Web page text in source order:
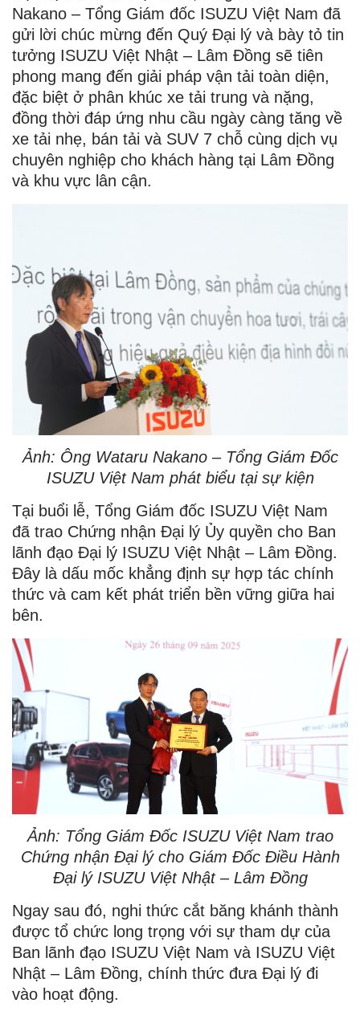
Nakano – Tổng Giám đốc ISUZU Việt Nam đã
gửi lời chúc mừng đến Quý Đại lý và bày tỏ tin
tưởng ISUZU Việt Nhật – Lâm Đồng sẽ tiên
phong mang đến giải pháp vận tải toàn diện,
đặc biệt ở phân khúc xe tải trung và nặng,
đồng thời đáp ứng nhu cầu ngày càng tăng về
xe tải nhẹ, bán tải và SUV 7 chỗ cùng dịch vụ
chuyên nghiệp cho khách hàng tại Lâm Đồng
và khu vực lân cận.
Ảnh: Ông Wataru Nakano – Tổng Giám Đốc
ISUZU Việt Nam phát biểu tại sự kiện
Tại buổi lễ, Tổng Giám đốc ISUZU Việt Nam
đã trao Chứng nhận Đại lý Ủy quyền cho Ban
lãnh đạo Đại lý ISUZU Việt Nhật – Lâm Đồng.
Đây là dấu mốc khẳng định sự hợp tác chính
thức và cam kết phát triển bền vững giữa hai
bên.
Ảnh: Tổng Giám Đốc ISUZU Việt Nam trao
Chứng nhận Đại lý cho Giám Đốc Điều Hành
Đại lý ISUZU Việt Nhật – Lâm Đồng
Ngay sau đó, nghi thức cắt băng khánh thành
được tổ chức long trọng với sự tham dự của
Ban lãnh đạo ISUZU Việt Nam và ISUZU Việt
Nhật – Lâm Đồng, chính thức đưa Đại lý đi
vào hoạt động.